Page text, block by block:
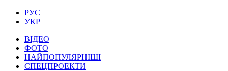
РУС
УКР
ВІДЕО
ФОТО
НАЙПОПУЛЯРНІШІ
СПЕЦПРОЕКТИ